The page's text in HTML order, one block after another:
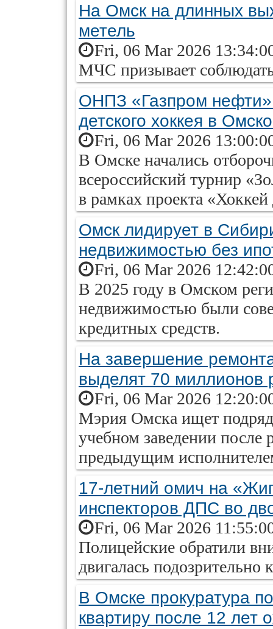
На Омск на длинных
метель
Fri, 06 Mar 2026
МЧС призывает
ОНПЗ «Газпром нефти»
детского хоккея в
Fri, 06 Mar 2026
В Омске начались
всероссийский турнир
в рамках проекта «Хоккей
Омск лидирует в
недвижимостью без
Fri, 06 Mar 2026
В 2025 году в Омском
недвижимостью были
кредитных средств.
На завершение
выделят 70 миллионов
Fri, 06 Mar 2026
Мэрия Омска ищет
учебном заведении после
предыдущим
17-летний омич на
инспекторов ДПС во
Fri, 06 Mar 2026
Полицейские обратили
двигалась подозрительно
В Омске прокуратура
квартиру после 12 лет